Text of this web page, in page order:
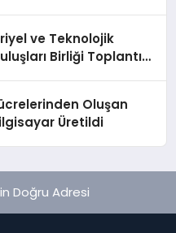
ve Teknolojik
Birliği Toplantısı
Oluşan
Üretildi
Doğru Adresi